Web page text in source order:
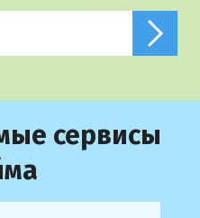
сервисы